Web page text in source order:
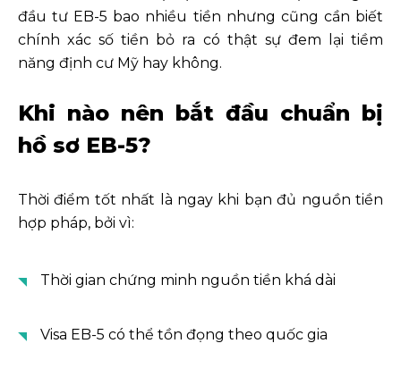
đầu tư EB-5 bao nhiều tiền nhưng cũng cần biết
chính xác số tiền bỏ ra có thật sự đem lại tiềm
năng định cư Mỹ hay không.
Khi nào nên bắt đầu chuẩn bị
hồ sơ EB-5?
Thời điểm tốt nhất là ngay khi bạn đủ nguồn tiền
hợp pháp, bởi vì:
Thời gian chứng minh nguồn tiền khá dài
Visa EB-5 có thể tồn đọng theo quốc gia